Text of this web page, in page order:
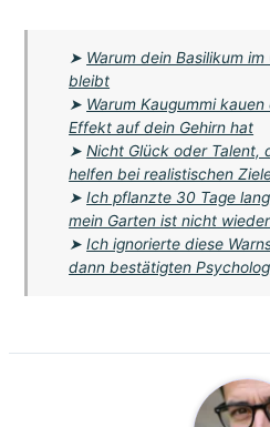
➤ Warum dein Basilikum
bleibt
➤ Warum Kaugummi
Effekt auf dein Gehirn hat
➤Nicht Glück oder Talent,
helfen bei realistischen
➤Ich pflanzte 30 Tage
mein Garten ist nicht
➤Ich ignorierte diese
dann bestätigten